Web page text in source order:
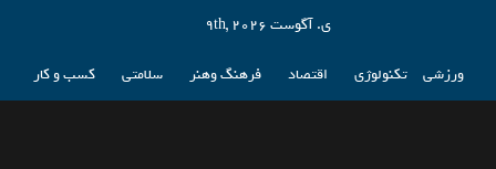
ی. آگوست 9th, 2026
ورزشی تکنولوژی اقتصاد فرهنگ وهنر سلامتی کسب و کار